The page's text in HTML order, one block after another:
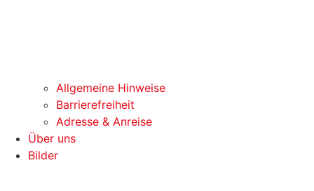
Allgemeine Hinweise
Barrierefreiheit
Adresse & Anreise
Über uns
Bilder